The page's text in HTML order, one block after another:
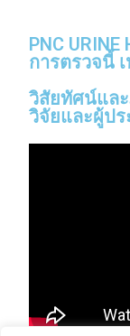
PNC URINE
การตรวจนี้
วิสัยทัศน์แล
วิจัยและผู้ป